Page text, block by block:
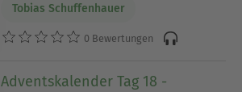
Tobias Schuffenhauer
0 Bewertungen
Adventskalender Tag 18 -